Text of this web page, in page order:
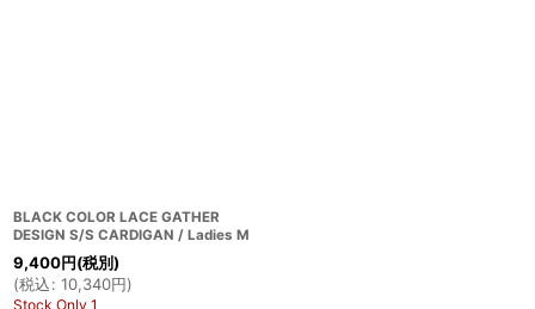
BLACK COLOR LACE GATHER
DESIGN S/S CARDIGAN / Ladies M
9,400円(税別)
(税込: 10,340円)
Stock Only 1